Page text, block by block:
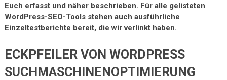
Euch erfasst und näher beschrieben. Für alle gelisteten
WordPress-SEO-Tools stehen auch ausführliche
Einzeltestberichte bereit, die wir verlinkt haben.
ECKPFEILER VON WORDPRESS
SUCHMASCHINENOPTIMIERUNG